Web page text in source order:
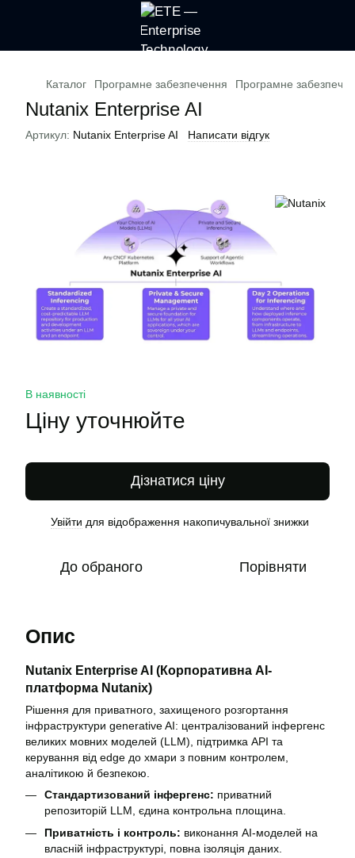
Каталог Програмне забезпечення Програмне
Nutanix Enterprise AI
Артикул: Nutanix Enterprise AI Написати відгук
В наявності
Ціну уточнюйте
Дізнатися ціну
Увійти для відображення накопичувальної знижки
До обраного Порівняти
Опис
Nutanix Enterprise AI (Корпоративна AI-
платформа Nutanix)
Рішення для приватного, захищеного розгортання
інфраструктури generative AI: централізований інфергенс
великих мовних моделей (LLM), підтримка API та
керування від edge до хмари з повним контролем,
аналітикою й безпекою.
Стандартизований інфергенс: приватний
репозиторій LLM, єдина контрольна площина.
Приватність і контроль: виконання AI-моделей на
власній інфраструктурі, повна ізоляція даних.